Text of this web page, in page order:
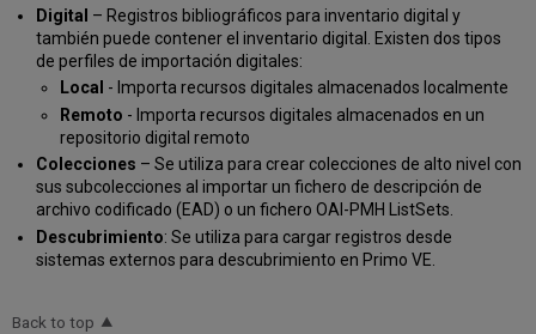
Digital – Registros bibliográficos para inventario digital y
también puede contener el inventario digital. Existen dos tipos
de perfiles de importación digitales:
Local - Importa recursos digitales almacenados localmente
Remoto - Importa recursos digitales almacenados en un
repositorio digital remoto
Colecciones – Se utiliza para crear colecciones de alto nivel con
sus subcolecciones al importar un fichero de descripción de
archivo codificado (EAD) o un fichero OAI-PMH ListSets.
Descubrimiento: Se utiliza para cargar registros desde
sistemas externos para descubrimiento en Primo VE.
Back to top